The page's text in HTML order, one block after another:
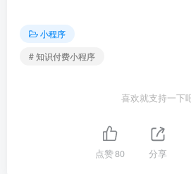
小程序
# 知识付费小程序
喜欢就支持一下
点赞80 分享